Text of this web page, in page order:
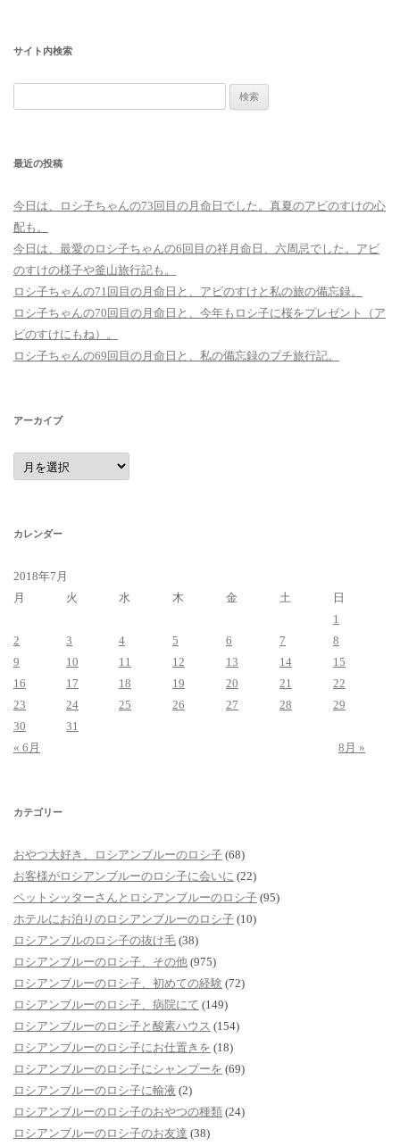
サイト内検索
索:
最近の投稿
今日は、ロシ子ちゃんの73回目の月命日でした。真夏のアビのすけの心
配も。
今日は、最愛のロシ子ちゃんの6回目の祥月命日、六周忌でした。アビ
のすけの様子や釜山旅行記も。
ロシ子ちゃんの71回目の月命日と、アビのすけと私の旅の備忘録。
ロシ子ちゃんの70回目の月命日と、今年もロシ子に桜をプレゼント（ア
ビのすけにもね）。
ロシ子ちゃんの69回目の月命日と、私の備忘録のプチ旅行記。
アーカイブ
ア
ー
カ
カレンダー
2018年7月
月
火 水 木 金 土
日
1
2
3 4 5 6 7
8
9
10 11 12 13 14
15
16
17 18 19 20 21
22
23
24 25 26 27 28
29
30
31
« 6月
8月 »
カテゴリー
おやつ大好き、ロシアンブルーのロシ子 (68)
お客様がロシアンブルーのロシ子に会いに (22)
ペットシッターさんとロシアンブルーのロシ子 (95)
ホテルにお泊りのロシアンブルーのロシ子 (10)
ロシアンブルのロシ子の抜け毛 (38)
ロシアンブルーのロシ子、その他 (975)
ロシアンブルーのロシ子、初めての経験 (72)
ロシアンブルーのロシ子、病院にて (149)
ロシアンブルーのロシ子と酸素ハウス (154)
ロシアンブルーのロシ子にお仕置きを (18)
ロシアンブルーのロシ子にシャンプーを (69)
ロシアンブルーのロシ子に輸液 (2)
ロシアンブルーのロシ子のおやつの種類 (24)
ロシアンブルーのロシ子のお友達 (38)